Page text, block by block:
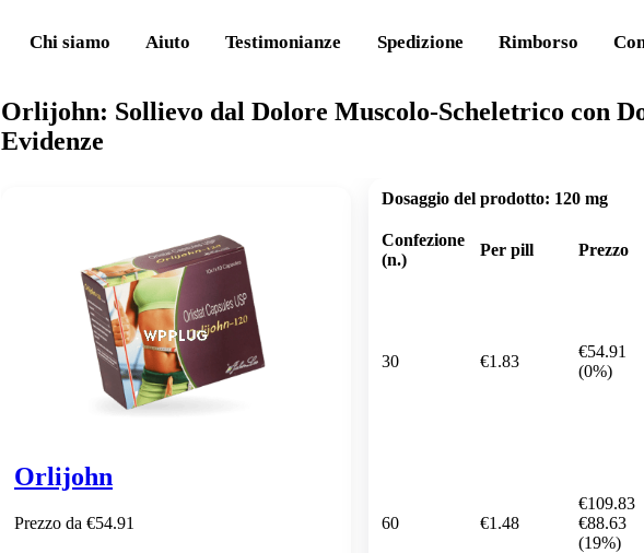
Chi siamo Aiuto Testimonianze Spedizione Rimborso
Orlijohn: Sollievo dal Dolore Muscolo-Scheletrico con
Evidenze
Orlijohn
Prezzo da €54.91
Dosaggio del prodotto: 120 mg
Confezione
(n.)
Per pill Prezzo
30 €1.83
€54.91
(0%)
60 €1.48
€109.83
€88.63
(19%)